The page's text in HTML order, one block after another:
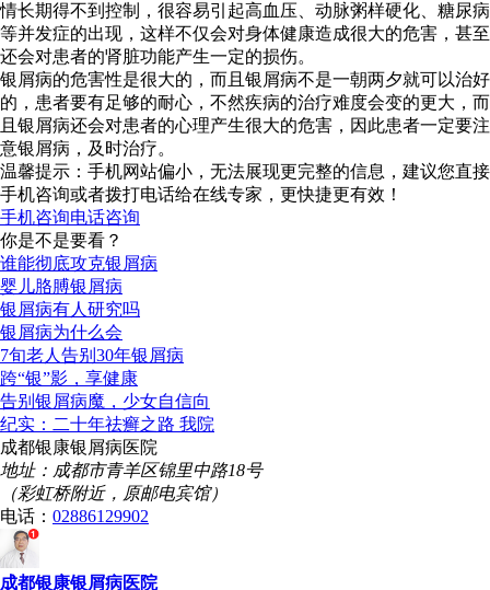
情长期得不到控制，很容易引起高血压、动脉粥样硬化、糖尿病
等并发症的出现，这样不仅会对身体健康造成很大的危害，甚至
还会对患者的肾脏功能产生一定的损伤。
银屑病的危害性是很大的，而且银屑病不是一朝两夕就可以治好
的，患者要有足够的耐心，不然疾病的治疗难度会变的更大，而
且银屑病还会对患者的心理产生很大的危害，因此患者一定要注
意银屑病，及时治疗。
温馨提示：手机网站偏小，无法展现更完整的信息，建议您直接
手机咨询或者拨打电话给在线专家，更快捷更有效！
手机咨询电话咨询
你是不是要看？
谁能彻底攻克银屑病
婴儿胳膊银屑病
银屑病有人研究吗
银屑病为什么会
7旬老人告别30年银屑病
跨“银”影，享健康
告别银屑病魔，少女自信向
纪实：二十年祛癣之路 我院
成都银康银屑病医院
地址：成都市青羊区锦里中路18号
（彩虹桥附近，原邮电宾馆）
电话： 02886129902
成都银康银屑病医院